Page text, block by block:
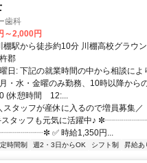
歯科
～2,000円
アクセス: 川棚駅から徒歩約10分 川棚高校
郡
日: 下記の就業時間の中から相談に
・水・金曜のみ勤務、10時以降から
(休憩時間 12:...
スタッフが産休に入るので増員募集
スタッフも元気に活躍中♪
✅ 時給1,350円...
時間制 週2・3日からOK シフト制 昇給あ